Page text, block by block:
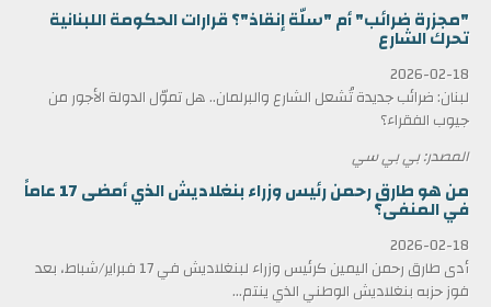
"مجزرة ضرائب" أم "سلّة إنقاذ"؟ قرارات الحكومة اللبنانية
تحرك الشارع
2026-02-18
لبنان: ضرائب جديدة تُشعل الشارع والبرلمان.. هل تموّل الدولة الأجور من
جيوب الفقراء؟
المصدر: بي بي سي
من هو طارق رحمن رئيس وزراء بنغلاديش الذي أمضى 17 عاماً
في المنفى؟
2026-02-18
أدى طارق رحمن اليمين كرئيس وزراء لبنغلاديش في 17 فبراير/شباط، بعد
فوز حزبه بنغلاديش الوطني الذي ينتم...